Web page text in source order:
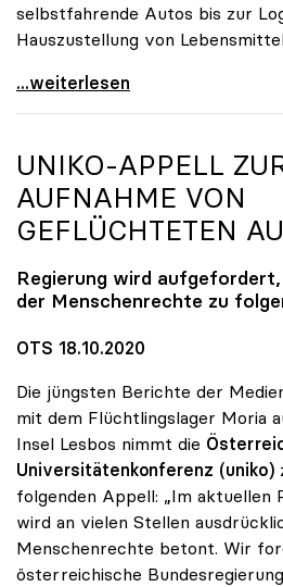
selbstfahrende Autos bis zur
Hauszustellung von
Online-Kampagne
...weiterlesen
UNIKO-APPELL
AUFNAHME VON
GEFLÜCHTETEN
Regierung wird
der Menschenrechte zu
OTS 18.10.2020
Die jüngsten Berichte der
mit dem Flüchtlingslager Moria
Insel Lesbos nimmt die
Universitätenkonferenz (uniko)
folgenden Appell: „Im aktuellen
wird an vielen Stellen
Menschenrechte betont. Wir
österreichische